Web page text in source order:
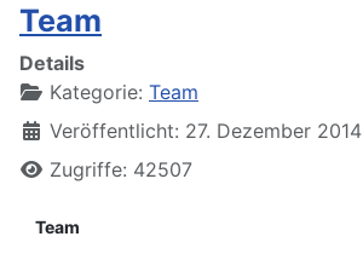
Team
Details
Kategorie: Team
Veröffentlicht: 27. Dezember 2014
Zugriffe: 42507
Team